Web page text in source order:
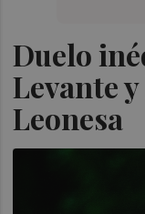
Duelo
Levante
Leonesa